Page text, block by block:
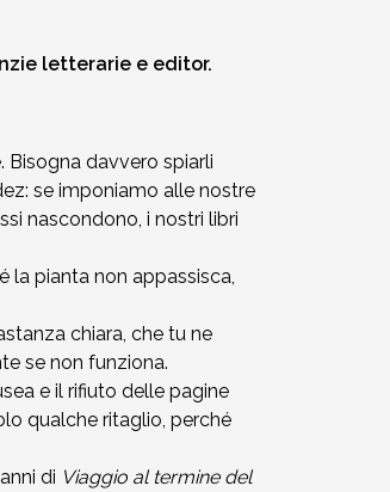
letterarie e editor.
Bisogna davvero spiarli
se imponiamo alle nostre
nascondono, i nostri libri
pianta non appassisca,
chiara, che tu ne
se non funziona.
e il rifiuto delle pagine
qualche ritaglio, perché
di Viaggio al termine del